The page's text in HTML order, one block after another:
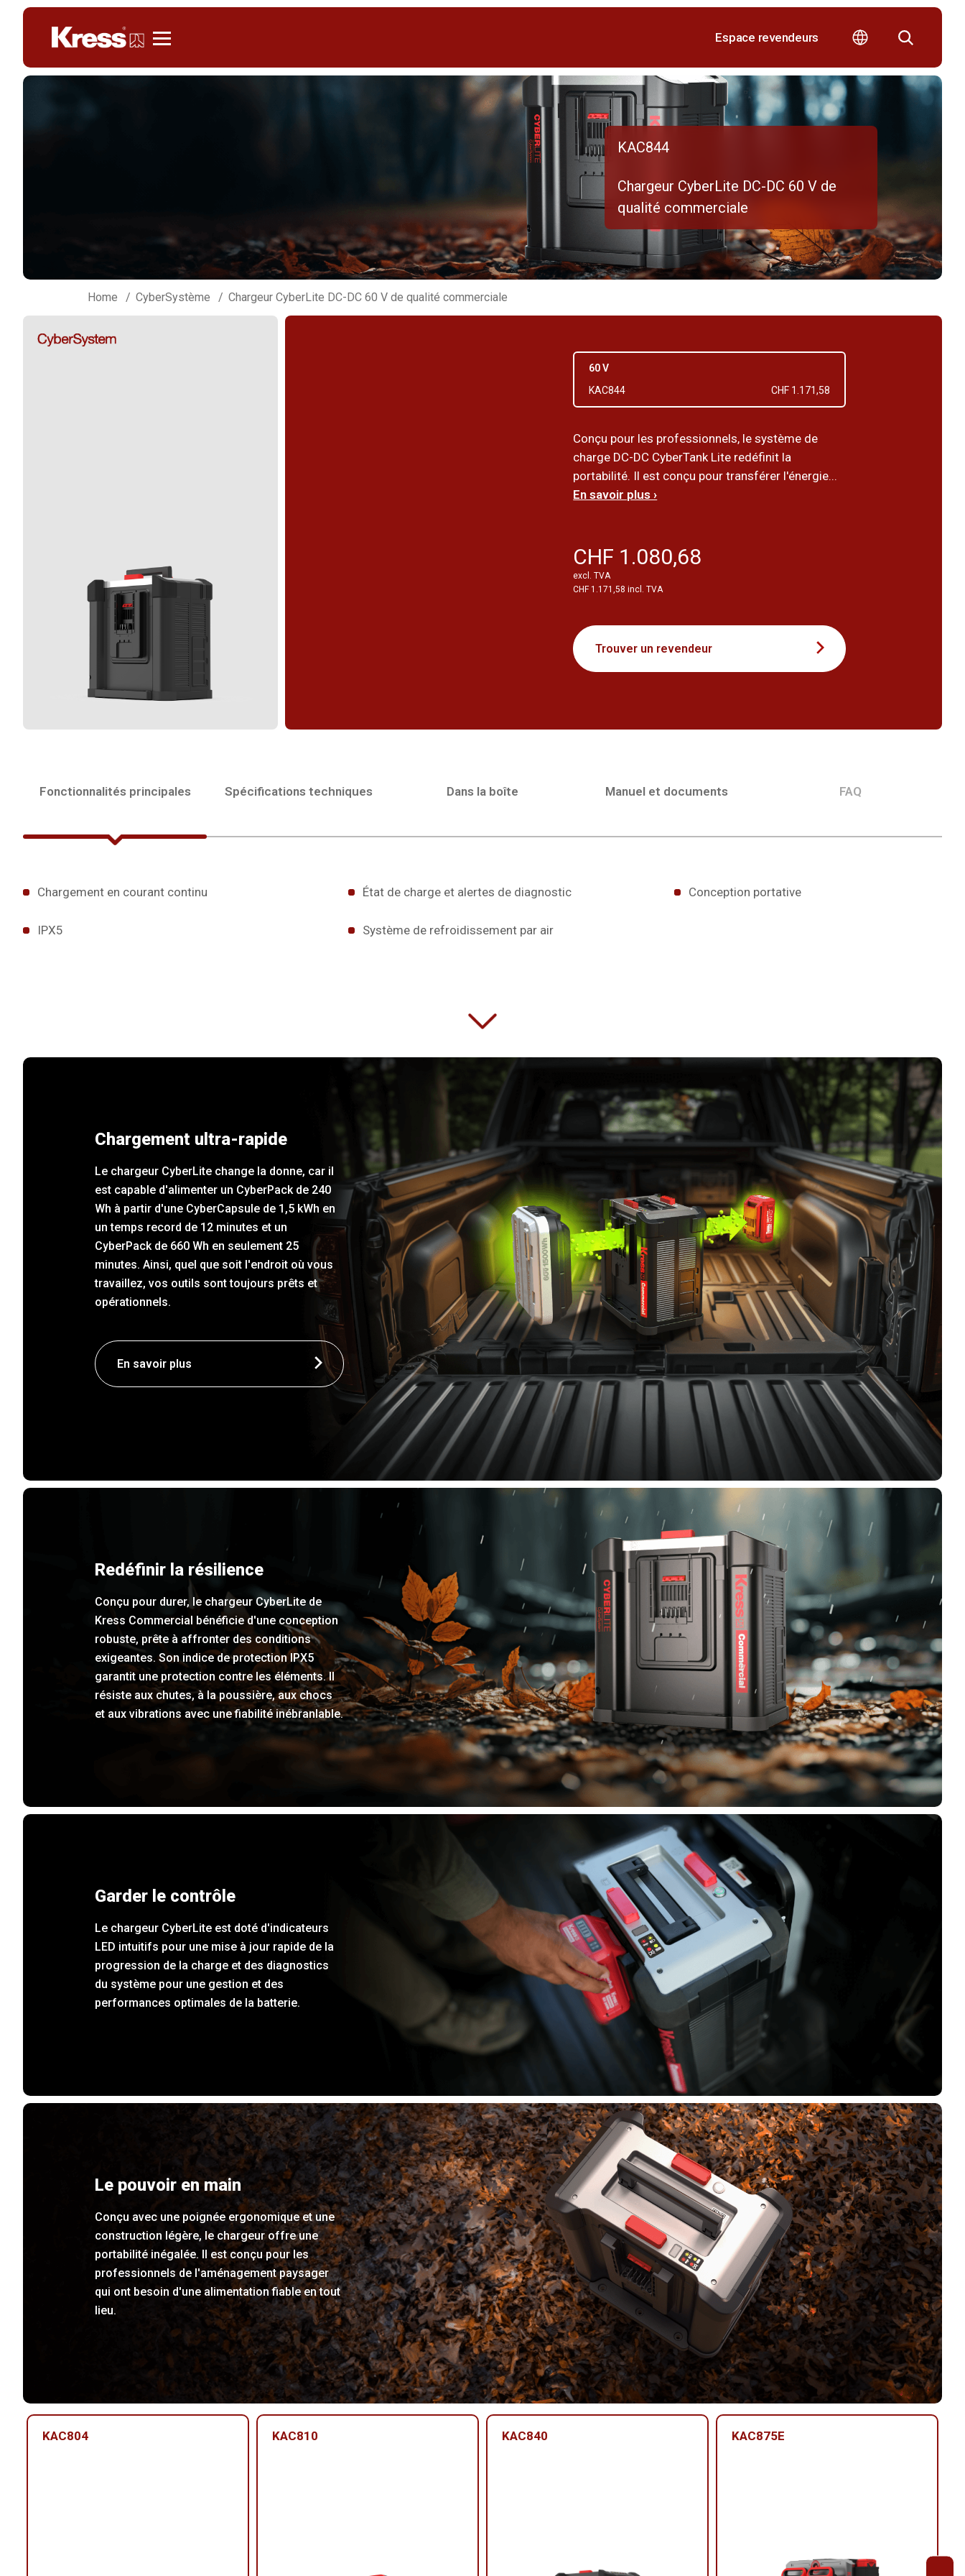
Espace revendeurs
KAC844
Chargeur CyberLite DC-DC 60 V de
qualité commerciale
Home CyberSystème Chargeur CyberLite DC-DC 60 V de qualité commerciale
60 V
KAC844
CHF 1.171,58
Conçu pour les professionnels, le système de
charge DC-DC CyberTank Lite redéfinit la
portabilité. Il est conçu pour transférer l'énergie...
En savoir plus ›
CHF 1.080,68
excl. TVA
CHF 1.171,58 incl. TVA
Trouver un revendeur
Fonctionnalités principales Spécifications techniques Dans la boîte Manuel et documents FAQ
Chargement en courant continu
IPX5
État de charge et alertes de diagnostic
Système de refroidissement par air
Conception portative
Chargement ultra-rapide
Le chargeur CyberLite change la donne, car il
est capable d'alimenter un CyberPack de 240
Wh à partir d'une CyberCapsule de 1,5 kWh en
un temps record de 12 minutes et un
CyberPack de 660 Wh en seulement 25
minutes. Ainsi, quel que soit l'endroit où vous
travaillez, vos outils sont toujours prêts et
opérationnels.
En savoir plus
Redéfinir la résilience
Conçu pour durer, le chargeur CyberLite de
Kress Commercial bénéficie d'une conception
robuste, prête à affronter des conditions
exigeantes. Son indice de protection IPX5
garantit une protection contre les éléments. Il
résiste aux chutes, à la poussière, aux chocs
et aux vibrations avec une fiabilité inébranlable.
Garder le contrôle
Le chargeur CyberLite est doté d'indicateurs
LED intuitifs pour une mise à jour rapide de la
progression de la charge et des diagnostics
du système pour une gestion et des
performances optimales de la batterie.
Le pouvoir en main
Conçu avec une poignée ergonomique et une
construction légère, le chargeur offre une
portabilité inégalée. Il est conçu pour les
professionnels de l'aménagement paysager
qui ont besoin d'une alimentation fiable en tout
lieu.
KAC804 KAC810 KAC840 KAC875E